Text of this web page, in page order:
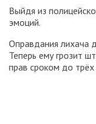
Выйдя из
эмоций.
Оправдания лихача
Теперь ему грозит
прав сроком до трёх